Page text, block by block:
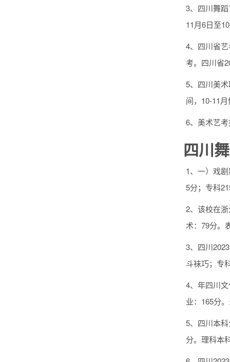
3、四川舞
11月6日至
4、四川省
考。四川省
5、四川美
间，10-11
6、美术艺
四川
1、一）戏
5分；专科
2、该校在
术：79分。
3、四川
斗袜巧；专
4、年四川
业：165分
5、四川本
分。理科本